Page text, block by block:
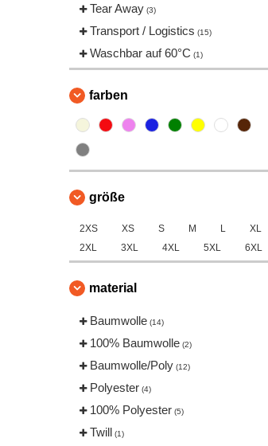
Russell (2)
Skinnifit
Spiro
Tee Jays
Tombo (3)
VESTI (1)
Tear Away (3)
Transport / Logistics (15)
Waschbar auf 60°C (1)
farben
größe
2XS XS S M L
XL
2XL
3XL 4XL 5XL 6XL
material
Baumwolle (14)
100% Baumwolle (2)
Baumwolle/Poly (12)
Polyester (4)
100% Polyester (5)
Twill (1)